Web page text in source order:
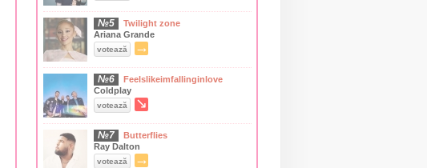
№5
Twilight zone
Ariana Grande
votează →
№6
Feelslikeimfallinginlove
Coldplay
votează ↘
№7
Butterflies
Ray Dalton
votează →